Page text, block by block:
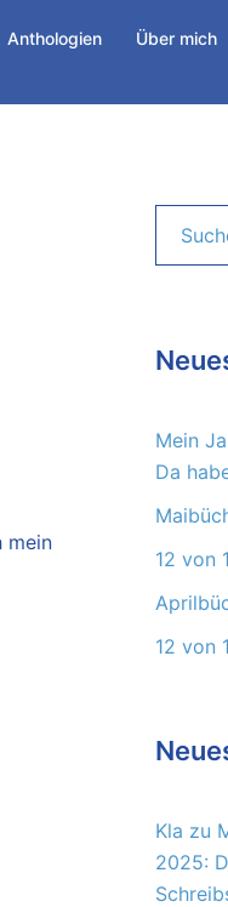
Anthologien Über mich
mein
nach:
Mein
Da
12 von
12 von
Kla zu
2025: